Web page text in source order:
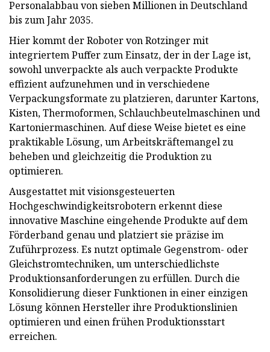
Personalabbau von sieben Millionen in Deutschland
bis zum Jahr 2035.
Hier kommt der Roboter von Rotzinger mit
integriertem Puffer zum Einsatz, der in der Lage ist,
sowohl unverpackte als auch verpackte Produkte
effizient aufzunehmen und in verschiedene
Verpackungsformate zu platzieren, darunter Kartons,
Kisten, Thermoformen, Schlauchbeutelmaschinen und
Kartoniermaschinen. Auf diese Weise bietet es eine
praktikable Lösung, um Arbeitskräftemangel zu
beheben und gleichzeitig die Produktion zu
optimieren.
Ausgestattet mit visionsgesteuerten
Hochgeschwindigkeitsrobotern erkennt diese
innovative Maschine eingehende Produkte auf dem
Förderband genau und platziert sie präzise im
Zuführprozess. Es nutzt optimale Gegenstrom- oder
Gleichstromtechniken, um unterschiedlichste
Produktionsanforderungen zu erfüllen. Durch die
Konsolidierung dieser Funktionen in einer einzigen
Lösung können Hersteller ihre Produktionslinien
optimieren und einen frühen Produktionsstart
erreichen.